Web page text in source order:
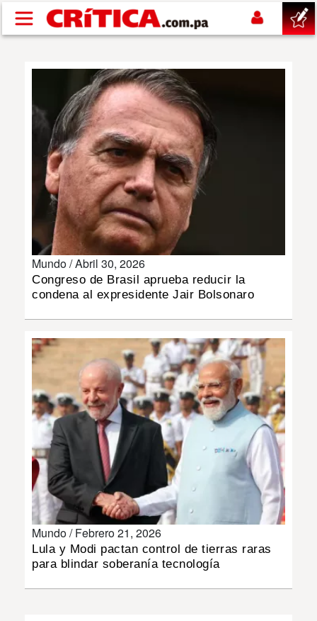
Pasar al contenido principal
NACIONAL
POLÍTICA
DEPORTES
INSÓLITAS
MULTIMEDIA
IMPRESO
Mundo /Abril 30, 2026
Congreso de Brasil aprueba reducir la
condena al expresidente Jair Bolsonaro
Mundo /Febrero 21, 2026
Lula y Modi pactan control de tierras raras
para blindar soberanía tecnología